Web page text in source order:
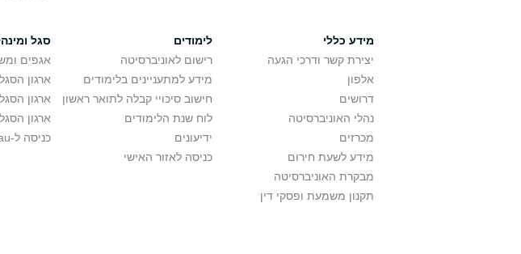
מידע כללי
יצירת קשר ודרכי הגעה
אלפון
דרושים
נהלי האוניברסיטה
מכרזים
מידע לשעת חירום
מבקרת האוניברסיטה
תקנון משמעת ופסקי דין
לימודים
רישום לאוניברסיטה
מידע למתעניינים בלימודים
חישוב סיכויי קבלה לתואר ראשון
לוח שנת הלימודים
ידיעונים
כניסה לאזור האישי
סגל
אגפים
ארגון
ארגון
ארגון
כניסה ל-My Tau